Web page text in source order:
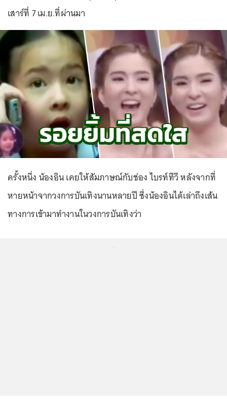
เสาร์ที่ 7 เม.ย.ที่ผ่านมา
ครั้งหนึ่ง น้องอิน เคยให้สัมภาษณ์กับช่อง ไบรท์ทีวี หลังจากที่
หายหน้าจากวงการบันเทิงนานหลายปี ซึ่งน้องอินได้เล่าถึงเส้น
ทางการเข้ามาทำงานในวงการบันเทิงว่า